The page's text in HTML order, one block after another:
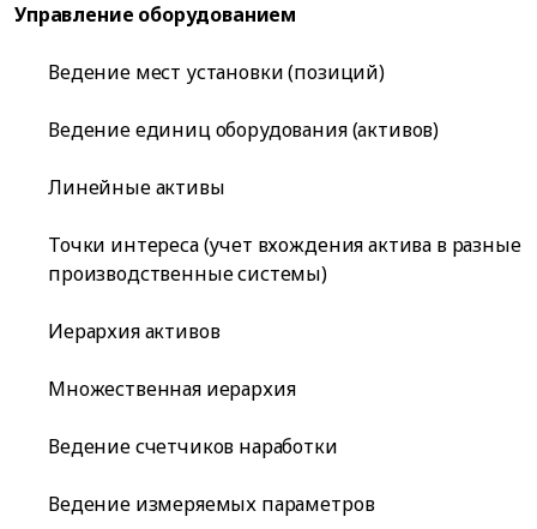
Управление оборудованием
Ведение мест установки (позиций)
Ведение единиц оборудования (активов)
Линейные активы
Точки интереса (учет вхождения актива в разные
производственные системы)
Иерархия активов
Множественная иерархия
Ведение счетчиков наработки
Ведение измеряемых параметров